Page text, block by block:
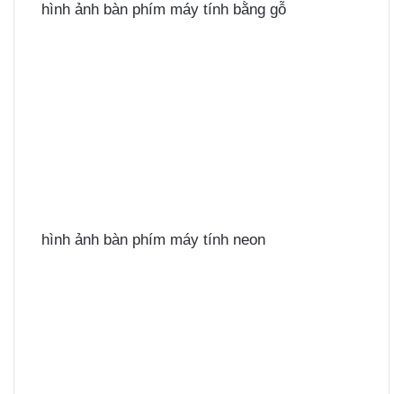
hình ảnh bàn phím máy tính bằng gỗ
hình ảnh bàn phím máy tính neon